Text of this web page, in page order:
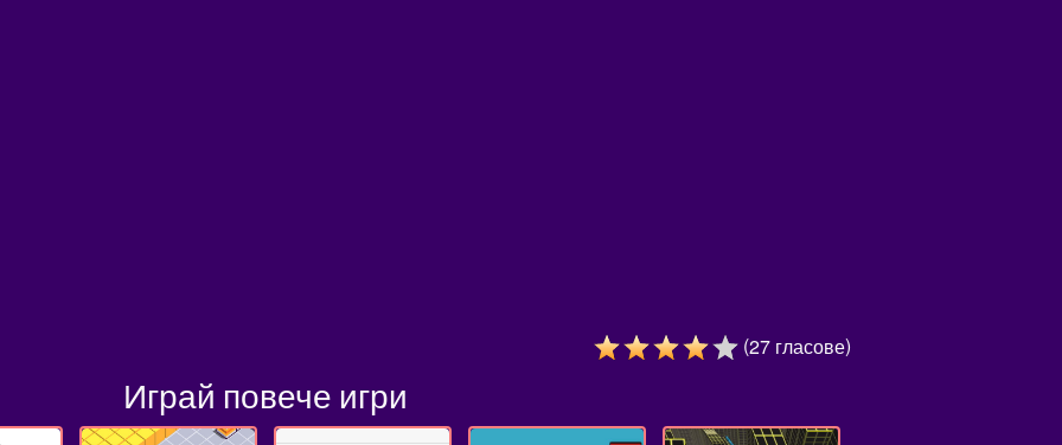
(27 гласове)
Играй повече игри